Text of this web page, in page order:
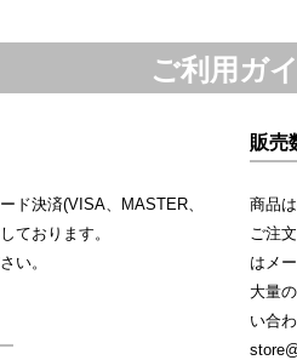
ご利用ガ
ド決済(VISA、MASTER、
ております。
い。
販売
商品
ご注
はメ
大量
い合